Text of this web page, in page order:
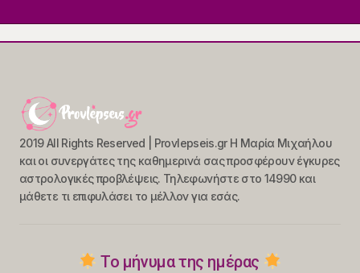
2019 All Rights Reserved | Provlepseis.gr Η Μαρία Μιχαήλου
και οι συνεργάτες της καθημερινά σας προσφέρουν έγκυρες
αστρολογικές προβλέψεις. Τηλεφωνήστε στο 14990 και
μάθετε τι επιφυλάσει το μέλλον για εσάς.
Το μήνυμα της ημέρας